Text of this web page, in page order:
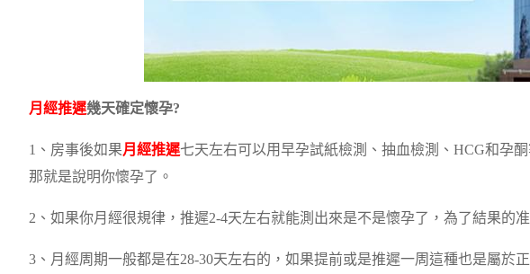
月經推遲幾天確定懷孕?
1、房事後如果月經推遲七天左右可以用早孕試紙檢測、抽血檢測、HCG和孕
那就是說明你懷孕了。
2、如果你月經很規律，推遲2-4天左右就能測出來是不是懷孕了，為了結果的
3、月經周期一般都是在28-30天左右的，如果提前或是推遲一周這種也是屬於